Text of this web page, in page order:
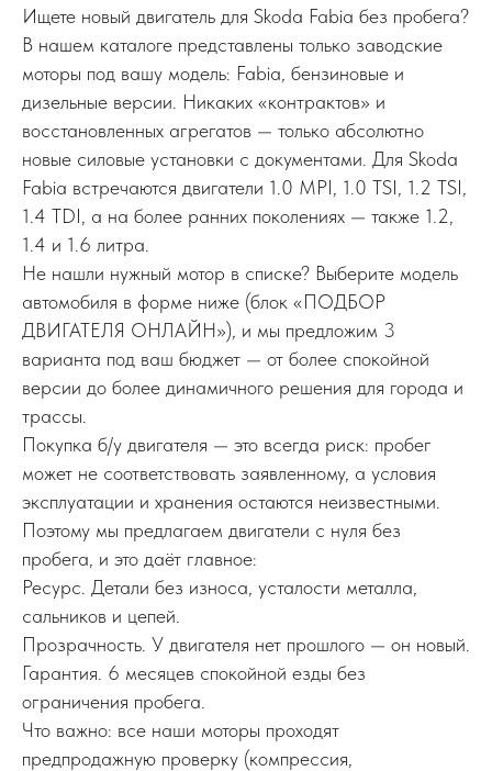
Ищете новый двигатель для Skoda Fabia без пробега?
В нашем каталоге представлены только заводские
моторы под вашу модель: Fabia, бензиновые и
дизельные версии. Никаких «контрактов» и
восстановленных агрегатов — только абсолютно
новые силовые установки с документами. Для Skoda
Fabia встречаются двигатели 1.0 MPI, 1.0 TSI, 1.2 TSI,
1.4 TDI, а на более ранних поколениях — также 1.2,
1.4 и 1.6 литра.
Не нашли нужный мотор в списке? Выберите модель
автомобиля в форме ниже (блок «ПОДБОР
ДВИГАТЕЛЯ ОНЛАЙН»), и мы предложим 3
варианта под ваш бюджет — от более спокойной
версии до более динамичного решения для города и
трассы.
Покупка б/у двигателя — это всегда риск: пробег
может не соответствовать заявленному, а условия
эксплуатации и хранения остаются неизвестными.
Поэтому мы предлагаем двигатели с нуля без
пробега, и это даёт главное:
Ресурс. Детали без износа, усталости металла,
сальников и цепей.
Прозрачность. У двигателя нет прошлого — он новый.
Гарантия. 6 месяцев спокойной езды без
ограничения пробега.
Что важно: все наши моторы проходят
предпродажную проверку (компрессия,